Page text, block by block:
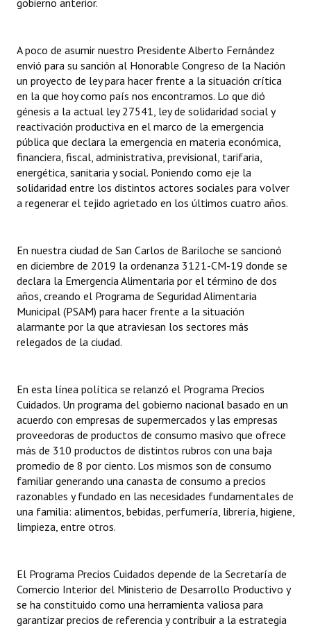
Antiguos Pobladores - Registro
Bariloche, Municipio intercultural
Entrega de distinciones
REFORMA DE LA CARTA ORGÁNICA
gobierno anterior.
A poco de asumir nuestro Presidente Alberto Fernández
envió para su sanción al Honorable Congreso de la Nación
un proyecto de ley para hacer frente a la situación crítica
en la que hoy como país nos encontramos. Lo que dió
génesis a la actual ley 27541, ley de solidaridad social y
reactivación productiva en el marco de la emergencia
pública que declara la emergencia en materia económica,
financiera, fiscal, administrativa, previsional, tarifaria,
energética, sanitaria y social. Poniendo como eje la
solidaridad entre los distintos actores sociales para volver
a regenerar el tejido agrietado en los últimos cuatro años.
En nuestra ciudad de San Carlos de Bariloche se sancionó
en diciembre de 2019 la ordenanza 3121-CM-19 donde se
declara la Emergencia Alimentaria por el término de dos
años, creando el Programa de Seguridad Alimentaria
Municipal (PSAM) para hacer frente a la situación
alarmante por la que atraviesan los sectores más
relegados de la ciudad.
En esta línea política se relanzó el Programa Precios
Cuidados. Un programa del gobierno nacional basado en un
acuerdo con empresas de supermercados y las empresas
proveedoras de productos de consumo masivo que ofrece
más de 310 productos de distintos rubros con una baja
promedio de 8 por ciento. Los mismos son de consumo
familiar generando una canasta de consumo a precios
razonables y fundado en las necesidades fundamentales de
una familia: alimentos, bebidas, perfumería, librería, higiene,
limpieza, entre otros.
El Programa Precios Cuidados depende de la Secretaría de
Comercio Interior del Ministerio de Desarrollo Productivo y
se ha constituido como una herramienta valiosa para
garantizar precios de referencia y contribuir a la estrategia